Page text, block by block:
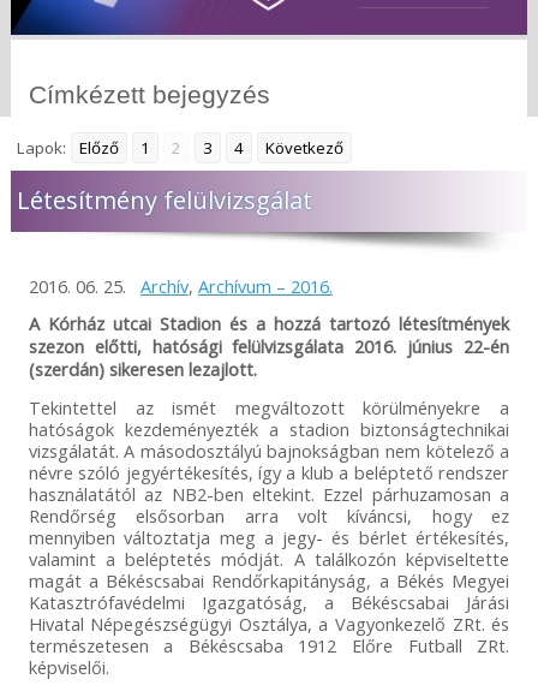
Címkézett bejegyzés
Lapok: Előző 1 2 3 4 Következő
Létesítmény felülvizsgálat
2016. 06. 25. Archív, Archívum – 2016.
A Kórház utcai Stadion és a hozzá tartozó létesítmények
szezon előtti, hatósági felülvizsgálata 2016. június 22-én
(szerdán) sikeresen lezajlott.
Tekintettel az ismét megváltozott körülményekre a
hatóságok kezdeményezték a stadion biztonságtechnikai
vizsgálatát. A másodosztályú bajnokságban nem kötelező a
névre szóló jegyértékesítés, így a klub a beléptető rendszer
használatától az NB2-ben eltekint. Ezzel párhuzamosan a
Rendőrség elsősorban arra volt kíváncsi, hogy ez
mennyiben változtatja meg a jegy- és bérlet értékesítés,
valamint a beléptetés módját. A találkozón képviseltette
magát a Békéscsabai Rendőrkapitányság, a Békés Megyei
Katasztrófavédelmi Igazgatóság, a Békéscsabai Járási
Hivatal Népegészségügyi Osztálya, a Vagyonkezelő ZRt. és
természetesen a Békéscsaba 1912 Előre Futball ZRt.
képviselői.